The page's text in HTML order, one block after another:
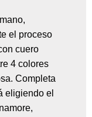
el proceso
cuero
4 colores
Completa
eligiendo el